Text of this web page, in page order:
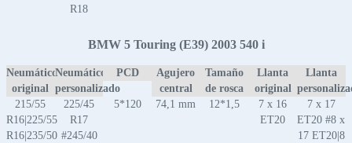
R18
BMW 5 Touring (E39) 2003 540 i
Neumático
original
Neumático
personalizado
PCD
Agujero
central
Tamaño
de rosca
Llanta
original
Llanta
215/55
R16|225/55
R16|235/50
225/45
R17
#245/40
5*120 74,1 mm 12*1,5
7 x 16
ET20
7 x 17
ET20 #8 x
17 ET20|8